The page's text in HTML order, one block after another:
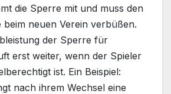
die Sperre mit und muss den
beim neuen Verein verbüßen.
der Sperre für
erst weiter, wenn der Spieler
ist. Ein Beispiel:
nach ihrem Wechsel eine